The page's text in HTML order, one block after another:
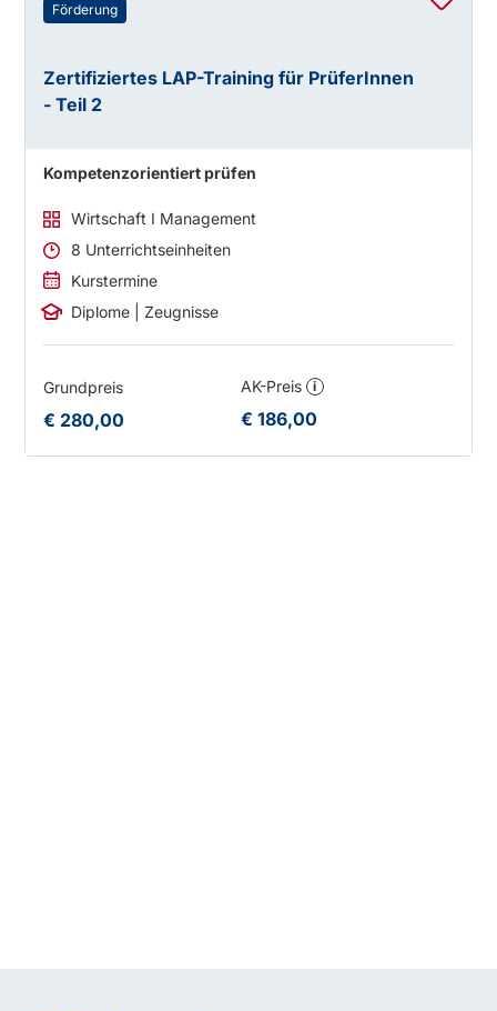
Förderung
Zertifiziertes LAP-Training für PrüferInnen
- Teil 2
Kompetenzorientiert prüfen
Wirtschaft I Management
8 Unterrichtseinheiten
Kurstermine
Diplome | Zeugnisse
Grundpreis
€ 280,00
AK-Preis i
€ 186,00